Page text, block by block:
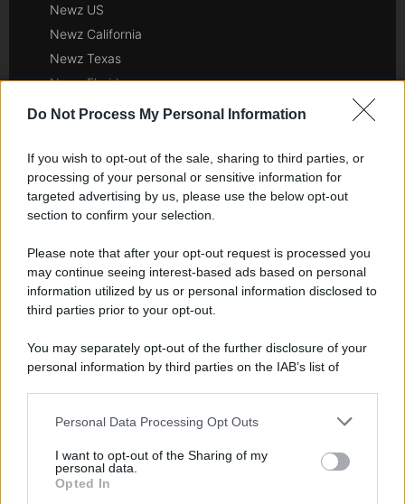
Do Not Process My Personal Information
If you wish to opt-out of the sale, sharing to third parties, or
processing of your personal or sensitive information for
targeted advertising by us, please use the below opt-out
section to confirm your selection.
Please note that after your opt-out request is processed you
may continue seeing interest-based ads based on personal
information utilized by us or personal information disclosed to
third parties prior to your opt-out.
You may separately opt-out of the further disclosure of your
personal information by third parties on the IAB’s list of
This information may also be disclosed by us to third parties
disclose it to other third parties.
Please note that this website/app uses one or more Google
Personal Data Processing Opt Outs
I want to opt-out of the Sharing of my
personal data.
Opted In
Newz US
Newz California
Newz Texas
Newz Florida
Newz New York
Newz Illinois
Newz Ohio
Gameland
Scoop Mag
Lgbtqia News
Motors Magazine 365
Home Magazine 365
Cineverse Magazine